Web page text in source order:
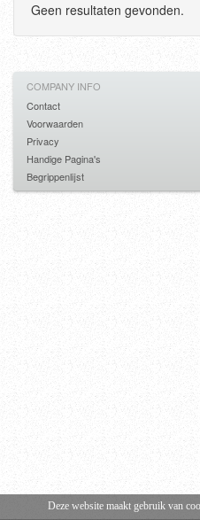
Geen resultaten gevonden.
Deze website maakt gebruik van
COMPANY INFO
Contact
Voorwaarden
Privacy
Handige Pagina's
Begrippenlijst